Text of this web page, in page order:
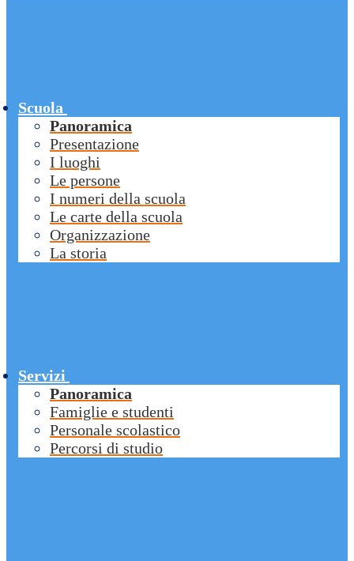
Scuola
Panoramica
Presentazione
I luoghi
Le persone
I numeri della scuola
Le carte della scuola
Organizzazione
La storia
Servizi
Panoramica
Famiglie e studenti
Personale scolastico
Percorsi di studio